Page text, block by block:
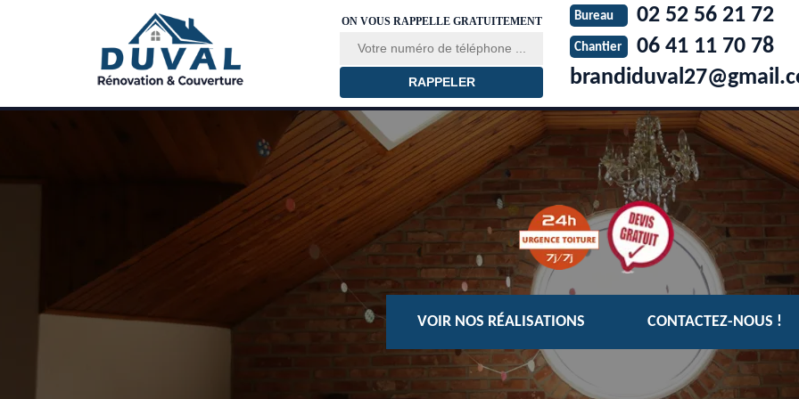
ON VOUS RAPPELLE GRATUITEMENT Bureau 02 52 56 21 72
Chantier
06 41 11 70 78
VOIR NOS RÉALISATIONS CONTACTEZ-NOUS !